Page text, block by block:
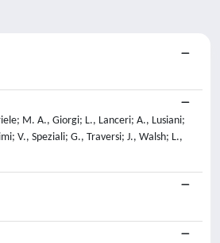
M. A., Giorgi; L., Lanceri; A., Lusiani;
V., Speziali; G., Traversi; J., Walsh; L.,